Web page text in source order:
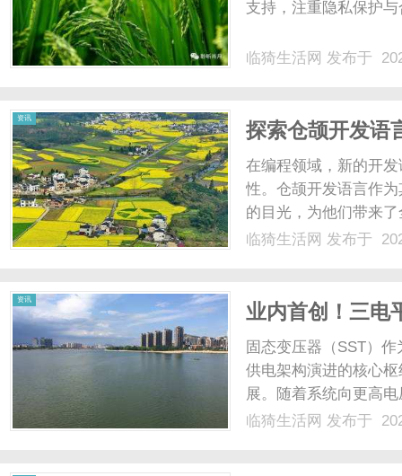
支持，注重隐私保护
临猗生活网 发布于
资讯
探索仓颉开发语
在编程领域，新的开
性。仓颉开发语言作
的目光，为他们带来
https://
临猗生活网 发布于
资讯
业内首创！三电
方案正式发布
固态变压器（SST）
供电架构演进的核心
展。随着系统向更高
谐波特性、更低的开
临猗生活网 发布于